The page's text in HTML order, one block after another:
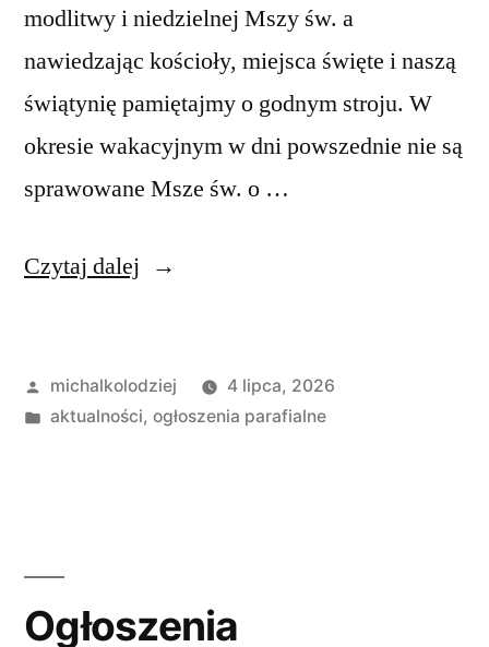
modlitwy i niedzielnej Mszy św. a
nawiedzając kościoły, miejsca święte i naszą
świątynię pamiętajmy o godnym stroju. W
okresie wakacyjnym w dni powszednie nie są
sprawowane Msze św. o …
Czytaj dalej „Ogłoszenia
Niedziela
w
Opublikowane
przez
michalkolodziej
4 lipca, 2026
Opublikowano
aktualności, ogłoszenia parafialne
Ogłoszenia